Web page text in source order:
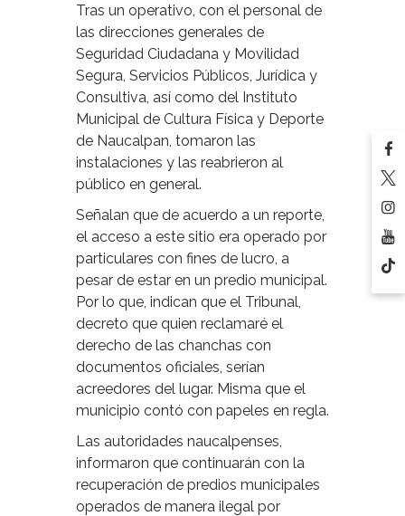
Tras un operativo, con el personal de
las direcciones generales de
Seguridad Ciudadana y Movilidad
Segura, Servicios Públicos, Jurídica y
Consultiva, así como del Instituto
Municipal de Cultura Física y Deporte
de Naucalpan, tomaron las
instalaciones y las reabrieron al
público en general.
Señalan que de acuerdo a un reporte,
el acceso a este sitio era operado por
particulares con fines de lucro, a
pesar de estar en un predio municipal.
Por lo que, indican que el Tribunal,
decreto que quien reclamaré el
derecho de las chanchas con
documentos oficiales, serían
acreedores del lugar. Misma que el
municipio contó con papeles en regla.
Las autoridades naucalpenses,
informaron que continuarán con la
recuperación de predios municipales
operados de manera ilegal por